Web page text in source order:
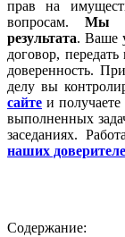
прав на
вопросам. Мы
результата. Ваше
договор,
доверенность.
делу вы
сайте и
выполненных
заседаниях.
наших
Содержание: